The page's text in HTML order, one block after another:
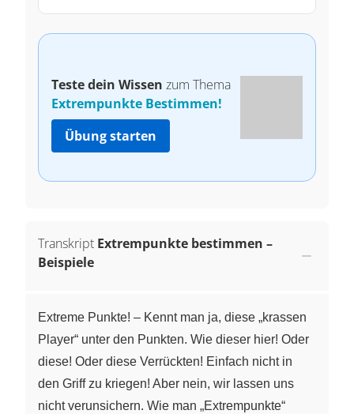
Teste dein Wissen zum Thema
Extrempunkte Bestimmen!
Übung starten
Transkript Extrempunkte bestimmen –
Beispiele
Extreme Punkte! – Kennt man ja, diese „krassen
Player“ unter den Punkten. Wie dieser hier! Oder
diese! Oder diese Verrückten! Einfach nicht in
den Griff zu kriegen! Aber nein, wir lassen uns
nicht verunsichern. Wie man „Extrempunkte“